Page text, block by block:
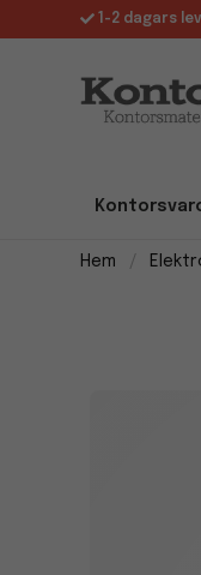
1-2 dagars
Hem